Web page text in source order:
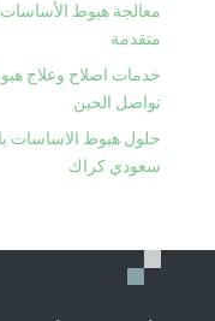
متقدمة
تواصل الحين
سعودي كراك